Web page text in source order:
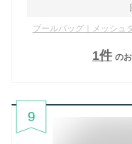
プールバッグ｜メッシュ
1件 の
9